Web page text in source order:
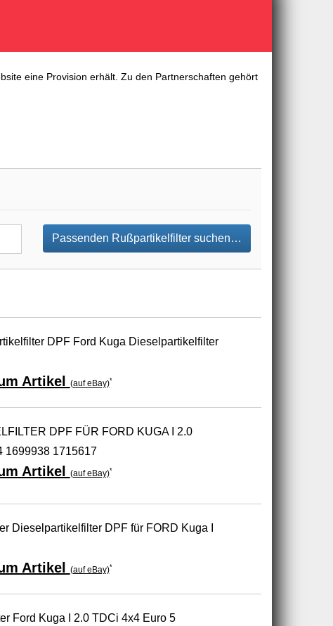
eine Provision erhält. Zu den Partnerschaften gehört
Passenden Rußpartikelfilter suchen…
DPF Ford Kuga Dieselpartikelfilter
Artikel (auf eBay)*
DPF FÜR FORD KUGA I 2.0
1699938 1715617
Artikel (auf eBay)*
Dieselpartikelfilter DPF für FORD Kuga I
Artikel (auf eBay)*
Ford Kuga I 2.0 TDCi 4x4 Euro 5